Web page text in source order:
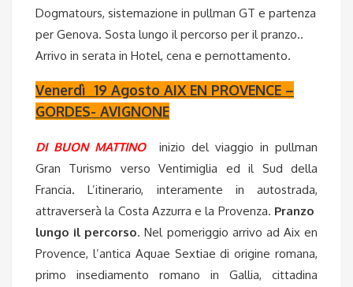
Dogmatours, sistemazione in pullman GT e partenza
per Genova. Sosta lungo il percorso per il pranzo..
Arrivo in serata in Hotel, cena e pernottamento.
Venerdì 19 Agosto AIX EN PROVENCE –
GORDES- AVIGNONE
DI BUON MATTINOinizio del viaggio in pullman
Gran Turismo verso Ventimiglia ed il Sud della
Francia. L’itinerario, interamente in autostrada,
attraverserà la Costa Azzurra e la Provenza. Pranzo
lungo il percorso. Nel pomeriggio arrivo ad Aix en
Provence, l’antica Aquae Sextiae di origine romana,
primo insediamento romano in Gallia, cittadina